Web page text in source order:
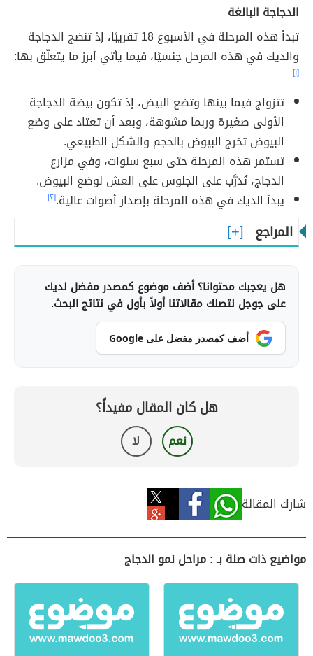
الدجاجة البالغة
تبدأ هذه المرحلة في الأسبوع 18 تقريبًا، إذ تنضج الدجاجة
والديك في هذه المرحل جنسيًا، فيما يأتي أبرز ما يتعلّق بها:
[١]
تتزواج فيما بينها وتضع البيض، إذ تكون بيضة الدجاجة
الأولى صغيرة وربما مشوهة، وبعد أن تعتاد على وضع
البيوض تخرج البيوض بالحجم والشكل الطبيعي.
تستمر هذه المرحلة حتى سبع سنوات، وفي مزارع
الدجاج، تُدرَّب على الجلوس على العش لوضع البيوض.
يبدأ الديك في هذه المرحلة بإصدار أصوات عالية.[٢]
المراجع
هل يعجبك محتوانا؟ أضف موضوع كمصدر مفضل لديك
على جوجل لتصلك مقالاتنا أولاً بأول في نتائج البحث.
أضف كمصدر مفضل على Google
هل كان المقال مفيداً؟
نعم لا
شارك المقالة
مواضيع ذات صلة بـ : مراحل نمو الدجاج